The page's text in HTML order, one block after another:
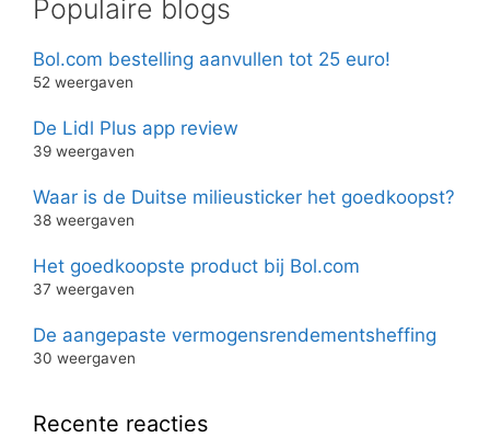
Populaire blogs
Bol.com bestelling aanvullen tot 25 euro!
52 weergaven
De Lidl Plus app review
39 weergaven
Waar is de Duitse milieusticker het goedkoopst?
38 weergaven
Het goedkoopste product bij Bol.com
37 weergaven
De aangepaste vermogensrendementsheffing
30 weergaven
Recente reacties